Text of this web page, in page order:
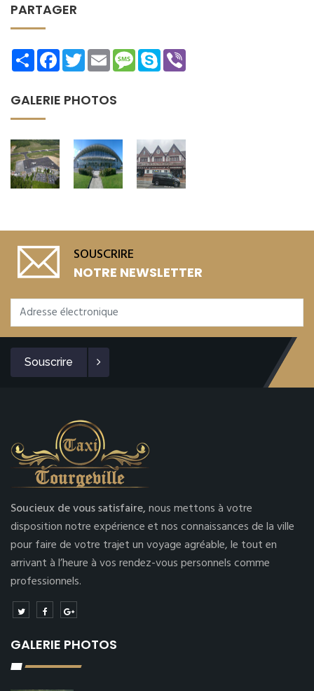
PARTAGER
ShareFacebookTwitterEmailMessage
Skype
GALERIE PHOTOS
SOUSCRIRE
NOTRE NEWSLETTER
Souscrire
Soucieux de vous satisfaire,nous mettons à votre
disposition notre expérience et nos connaissances de la ville
pour faire de votre trajet un voyage agréable, le tout en
arrivant à l’heure à vos rendez-vous personnels comme
professionnels.
GALERIE PHOTOS